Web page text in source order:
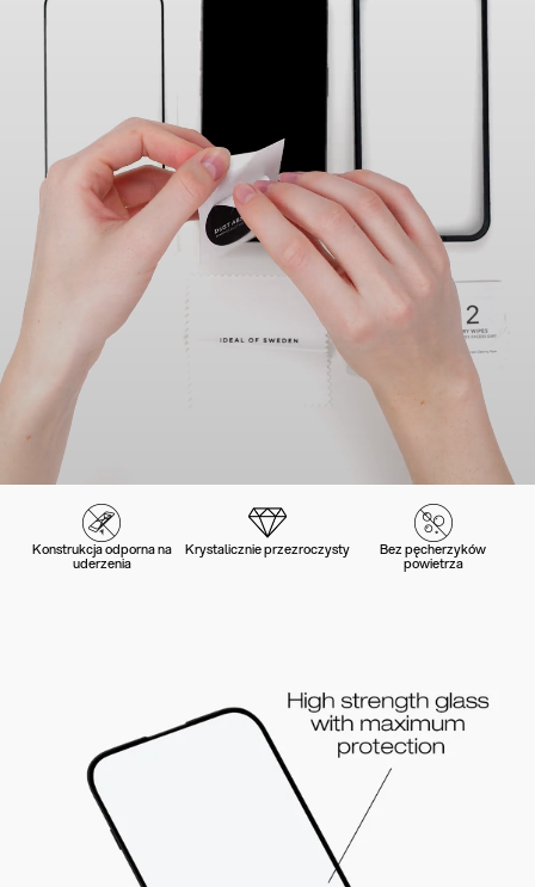
Konstrukcja odporna na
uderzenia
Krystalicznie przezroczysty Bez pęcherzyków
powietrza